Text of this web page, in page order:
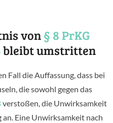
von§ 8 PrKG
bleibt umstritten
Fall die Auffassung, dass bei
die sowohl gegen das
verstoßen, die Unwirksamkeit
Eine Unwirksamkeit nach